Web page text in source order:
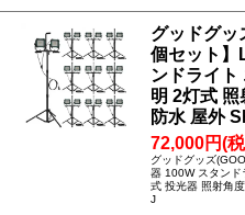
グッドグッ
個セット】
ンドライト
明 2灯式 照
防水 屋外
72,000円(
グッドグッズ
器 100W スタンド
式 投光器 照射角
J